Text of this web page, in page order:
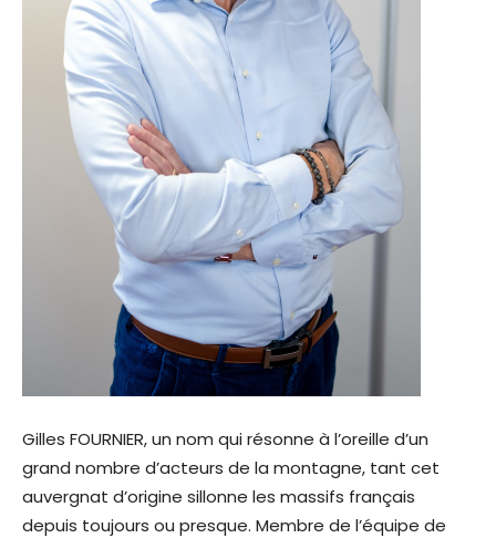
Gilles FOURNIER, un nom qui résonne à l’oreille d’un
grand nombre d’acteurs de la montagne, tant cet
auvergnat d’origine sillonne les massifs français
depuis toujours ou presque. Membre de l’équipe de